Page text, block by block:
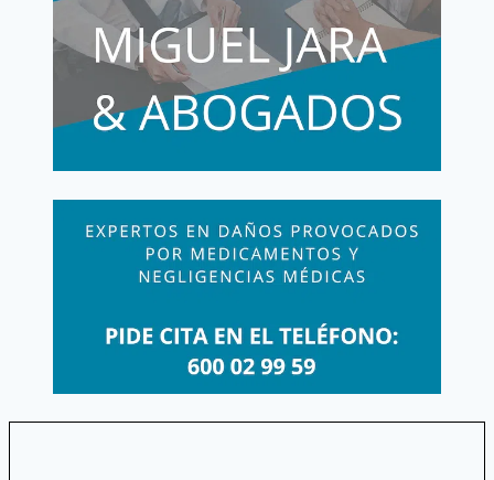
la
«guerra
del
opio»
que
muertes